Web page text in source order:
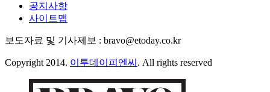
공지사항
사이트맵
보도자료 및 기사제보 : bravo@etoday.co.kr
Copyright 2014. 이투데이피엔씨 . All rights reserved